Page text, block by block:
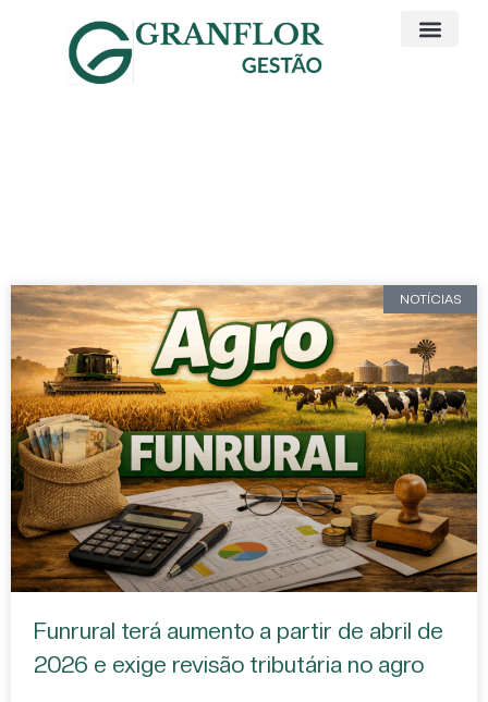
NOTÍCIAS
Funrural terá aumento a partir de abril de
2026 e exige revisão tributária no agro